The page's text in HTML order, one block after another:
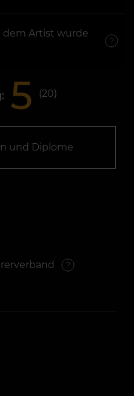
dem Artist wurde
5 (20)
und Diplome